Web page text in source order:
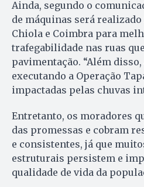
Ainda, segundo o
de máquinas será
Chiola e Coimbra para
trafegabilidade nas ruas
pavimentação. “Além
executando a Operação
impactadas pelas chuvas
Entretanto, os moradores
das promessas e cobram
e consistentes, já que
estruturais persistem e
qualidade de vida da